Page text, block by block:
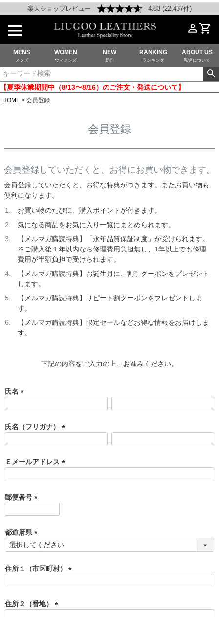
楽天ショップレビュー 4.83 (22,437件)
MENS
メンズ
WOMEN
ウィメンズ
NEW
新作
RANKING
ランキング
ABOUT US
私達について
【夏季休業期間中（8/13〜8/16）のご注文・発送について】
HOME 会員登録
会員登録
会員登録していただくと、お得にお買い物できます。
会員登録していただくと、お得な特典がつきます。またお買い物も
便利になります。
お買い物のたびに、購入ポイントが付きます。
気になる商品をお気に入り一覧にまとめられます。
【メルマガ購読特典】「永年品質保証制度」が受けられます。
※ご購入後１年以内なら修理費用負担無し、1年以上でも修理
費用が半額負担で受けられます。
【メルマガ購読特典】お誕生月に、割引クーポンをプレゼント
します。
【メルマガ購読特典】リピート割クーポンをプレゼントしま
す。
【メルマガ購読特典】限定セールなどお得な情報をお届けしま
す。
下記の内容をご入力の上、お進みください。
氏名
須
)
氏名（フリガナ）
須
)
Ｅメールアドレス
郵便番号
須
)
都道府県
(
須
)
住所１（市区町村）
)
住所２（番地）